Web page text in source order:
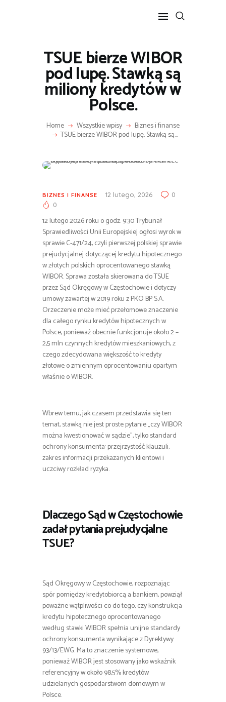
TSUE bierze WIBOR
pod lupę. Stawką są
miliony kredytów w
Polsce.
Home Wszystkie wpisy Biznes i finanse
TSUE bierze WIBOR pod lupę. Stawką są...
POPULARNE
BIZNES I FINANSE
IT I TECHNOLOGIE
LIFESTYLE
MOTORYZACJA
BIZNES I FINANSE 12 lutego, 2026
0
0
12 lutego 2026 roku o godz. 9:30 Trybunał
Sprawiedliwości Unii Europejskiej ogłosi wyrok w
sprawie C-471/24, czyli pierwszej polskiej sprawie
prejudycjalnej dotyczącej kredytu hipotecznego
w złotych polskich oprocentowanego stawką
WIBOR. Sprawa została skierowana do TSUE
przez Sąd Okręgowy w Częstochowie i dotyczy
umowy zawartej w 2019 roku z PKO BP S.A.
Orzeczenie może mieć przełomowe znaczenie
dla całego rynku kredytów hipotecznych w
Polsce, ponieważ obecnie funkcjonuje około 2 –
2,5 mln czynnych kredytów mieszkaniowych, z
czego zdecydowana większość to kredyty
złotowe o zmiennym oprocentowaniu opartym
właśnie o WIBOR.
Wbrew temu, jak czasem przedstawia się ten
temat, stawką nie jest proste pytanie „czy WIBOR
można kwestionować w sądzie”, tylko standard
ochrony konsumenta: przejrzystość klauzuli,
zakres informacji przekazanych klientowi i
uczciwy rozkład ryzyka.
Dlaczego Sąd w Częstochowie
zadał pytania prejudycjalne
TSUE?
Sąd Okręgowy w Częstochowie, rozpoznając
spór pomiędzy kredytobiorcą a bankiem, powziął
poważne wątpliwości co do tego, czy konstrukcja
kredytu hipotecznego oprocentowanego
według stawki WIBOR spełnia unijne standardy
ochrony konsumenta wynikające z Dyrektywy
93/13/EWG. Ma to znaczenie systemowe,
ponieważ WIBOR jest stosowany jako wskaźnik
referencyjny w około 98,5% kredytów
udzielanych gospodarstwom domowym w
Polsce.